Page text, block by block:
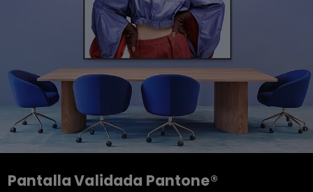
Pantalla Validada Pantone®